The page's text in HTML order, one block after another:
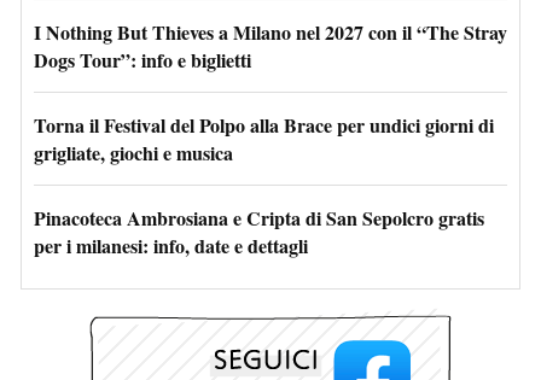
I Nothing But Thieves a Milano nel 2027 con il “The Stray
Dogs Tour”: info e biglietti
Torna il Festival del Polpo alla Brace per undici giorni di
grigliate, giochi e musica
Pinacoteca Ambrosiana e Cripta di San Sepolcro gratis
per i milanesi: info, date e dettagli